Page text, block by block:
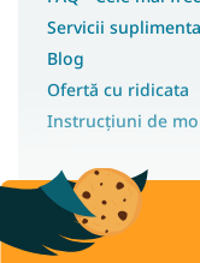
Servicii
Blog
Ofertă cu ridicata
Instrucțiuni de